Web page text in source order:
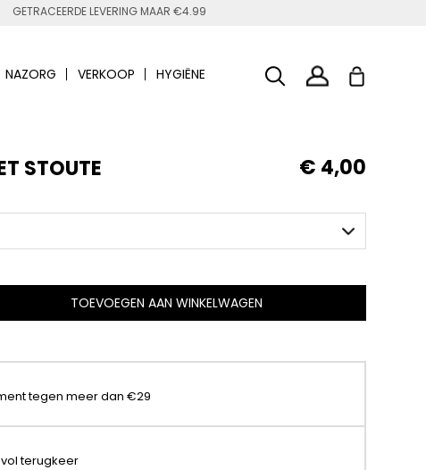
GETRACEERDE LEVERING MAAR €4.99
NAZORG VERKOOP HYGIËNE
STOUTE
€ 4,00
TOEVOEGEN AAN WINKELWAGEN
tegen meer dan €29
terugkeer